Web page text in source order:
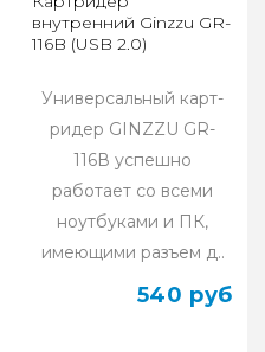
внутренний Ginzzu GR-
116B (USB 2.0)
Универсальный карт-
ридер GINZZU GR-
116В успешно
работает со всеми
ноутбуками и ПК,
имеющими разъем д..
540 руб